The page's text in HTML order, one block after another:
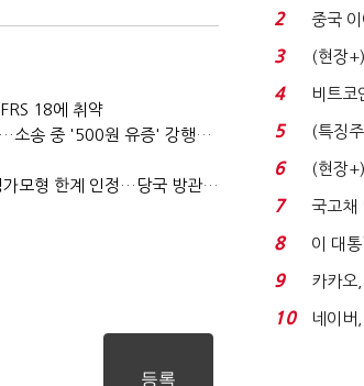
18에 취약
(단독)법원엔 "가치 0원"이라더니…소송 중 '500원 유증' 강행한 라인게임즈
(단독)한공회, 'CB 뻥튀기' 논란 평가모형 한계 인정…당국 방관 속 장부 왜곡 수두룩
로봇
2
중국
국전쟁’
3
(현장
요"…'
4
비트코
처분'
5
(특징
지에
6
(현장
빈 매
7
국고채
금 폭
8
이 대
적극적
9
카카오
6.3%
10
네이